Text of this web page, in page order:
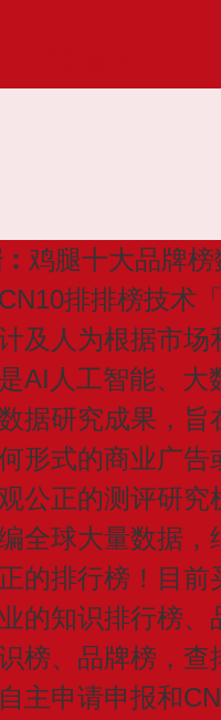
鸡腿十大品牌
排排榜技术
及人为根据市
AI人工智能、
据研究成果，
形式的商业广
公正的测评研
全球大量数据
的排行榜！目
的知识排行榜
榜、品牌榜，
主申请申报和